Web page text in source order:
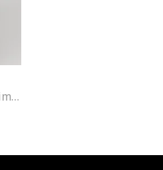
Trening de bumbac cu imprimeu, Alb/Negru